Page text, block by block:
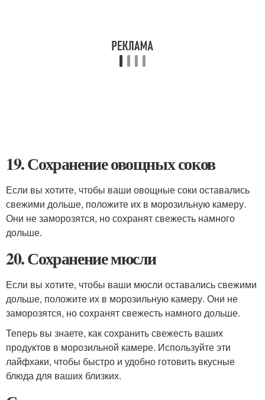
19. Сохранение овощных соков
Если вы хотите, чтобы ваши овощные соки оставались
свежими дольше, положите их в морозильную камеру.
Они не заморозятся, но сохранят свежесть намного
дольше.
20. Сохранение мюсли
Если вы хотите, чтобы ваши мюсли оставались свежими
дольше, положите их в морозильную камеру. Они не
заморозятся, но сохранят свежесть намного дольше.
Теперь вы знаете, как сохранить свежесть ваших
продуктов в морозильной камере. Используйте эти
лайфхаки, чтобы быстро и удобно готовить вкусные
блюда для ваших близких.